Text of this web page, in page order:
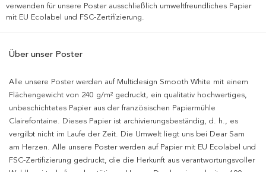
verwenden für unsere Poster ausschließlich umweltfreundliches Papier
mit EU Ecolabel und FSC-Zertifizierung.
Über unser Poster
Alle unsere Poster werden auf Multidesign Smooth White mit einem
Flächengewicht von 240 g/m² gedruckt, ein qualitativ hochwertiges,
unbeschichtetes Papier aus der französischen Papiermühle
Clairefontaine. Dieses Papier ist archivierungsbeständig, d. h., es
vergilbt nicht im Laufe der Zeit. Die Umwelt liegt uns bei Dear Sam
am Herzen. Alle unsere Poster werden auf Papier mit EU Ecolabel und
FSC-Zertifizierung gedruckt, die die Herkunft aus verantwortungsvoller